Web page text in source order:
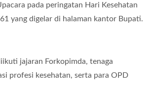
pada peringatan Hari Kesehatan
yang digelar di halaman kantor Bupati.
jajaran Forkopimda, tenaga
profesi kesehatan, serta para OPD